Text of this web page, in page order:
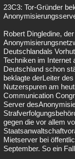
23C3: Tor-Gründer
Robert Dingledine,
Deutschlandals
Techniken im Internet
Deutschland schon
beklagte derLeiter
Nutzerspuren am
Communication
Server
gegen die vor allem
Mietserver bei
September. So ein